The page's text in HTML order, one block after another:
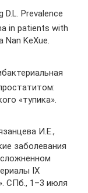
D.L. Prevalence
in patients with
Nan KeXue.
«тупика».
И.Е.,
заболевания
IX
CПб., 1–3 июля